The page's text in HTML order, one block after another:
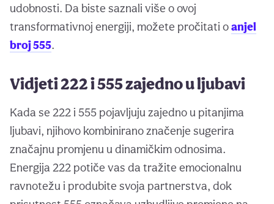
udobnosti. Da biste saznali više o ovoj
transformativnoj energiji, možete pročitati oanjel
broj 555.
Vidjeti 222 i 555 zajedno u ljubavi
Kada se 222 i 555 pojavljuju zajedno u pitanjima
ljubavi, njihovo kombinirano značenje sugerira
značajnu promjenu u dinamičkim odnosima.
Energija 222 potiče vas da tražite emocionalnu
ravnotežu i produbite svoja partnerstva, dok